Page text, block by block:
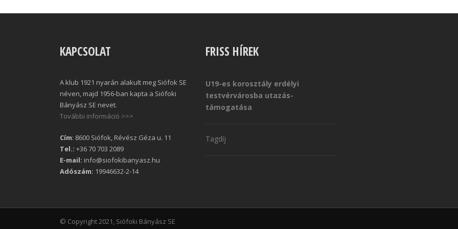
KAPCSOLAT
A klub 1921 nyarán alakult meg Siófok SE
néven, majd 1956-ban kapta a Siófoki
Bányász SE nevet.
További információ >>>
Cím: 8600 Siófok, Révész Géza u. 11
Tel.: +36 70 703 2089
E-mail: info@siofokibanyasz.hu
Adószám: 19946632-2-14
FRISS HÍREK
U19-es korosztály erdélyi
testvérvárosba utazás-
támogatása
Tagdíj
© Copyright 2021, Siófoki Bányász SE